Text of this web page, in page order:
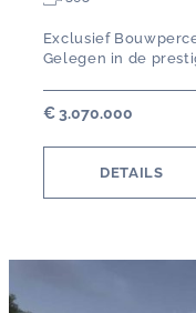
Exclusief
Gelegen in de
€ 3.070.000
DETAILS